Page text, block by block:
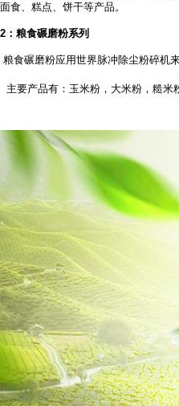
面食、糕点、饼干等产品。
2 ：粮食碾磨粉系列
粮食碾磨粉应用世界脉冲除尘粉碎机
主要产品有：玉米粉，大米粉，糙米